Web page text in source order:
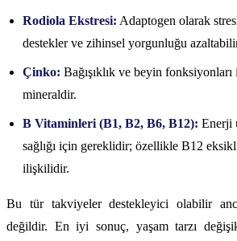
Rodiola Ekstresi: Adaptogen olarak
destekler ve zihinsel yorgunluğu
Çinko: Bağışıklık ve beyin
mineraldir.
B Vitaminleri (B1, B2, B6, B12): Enerji
sağlığı için gereklidir; özellikle B12
ilişkilidir.
Bu tür takviyeler destekleyici olabilir
değildir. En iyi sonuç, yaşam tarzı